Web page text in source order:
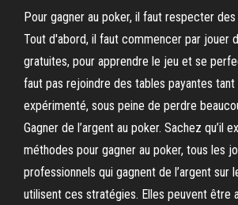
Pour gagner au poker, il faut respecter
Tout d'abord, il faut commencer par jouer
gratuites, pour apprendre le jeu et se
faut pas rejoindre des tables payantes tant
expérimenté, sous peine de perdre
Gagner de l’argent au poker. Sachez qu’il
méthodes pour gagner au poker, tous les
professionnels qui gagnent de l’argent sur
utilisent ces stratégies. Elles peuvent être